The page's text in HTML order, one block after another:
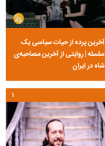
آخرین پرده از حیات سیاسی یک
سلسله | روایتی از آخرین مصاحبه‌ی
شاه در ایران
۱